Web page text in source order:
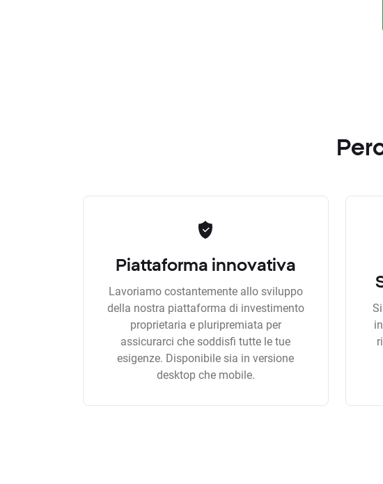
Piattaforma innovativa
Lavoriamo costantemente allo sviluppo
della nostra piattaforma di investimento
proprietaria e pluripremiata per
assicurarci che soddisfi tutte le tue
esigenze. Disponibile sia in versione
desktop che mobile.